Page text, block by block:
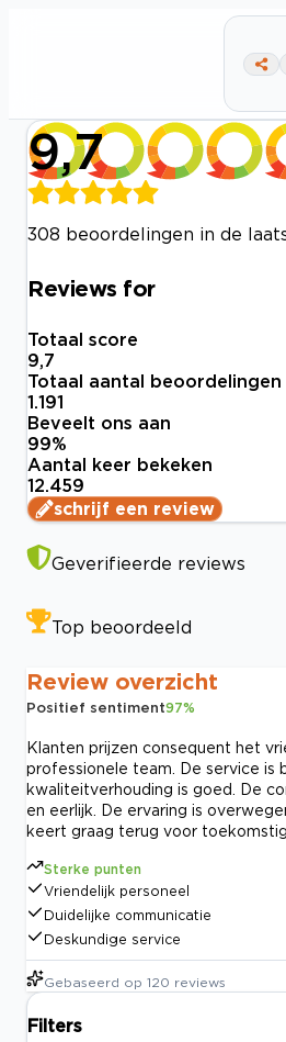
9,7
308 beoordelingen in de
Reviews for
Totaal score
9,7
Totaal aantal beoordelingen
1.191
Beveelt ons aan
99%
Aantal keer bekeken
12.459
schrijf een review
Geverifieerde reviews
Top beoordeeld
Review overzicht
Positief sentiment97%
Klanten prijzen consequent het
professionele team. De service is
kwaliteitverhouding is goed. De
en eerlijk. De ervaring is
keert graag terug voor
Sterke punten
Vriendelijk personeel
Duidelijke communicatie
Deskundige service
Gebaseerd op 120 reviews
Filters